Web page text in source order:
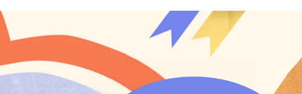
Romans Graphiques
SF – Fantastique –
Fantasy
Challenges Littéraires